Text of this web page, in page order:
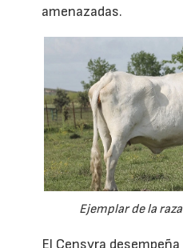
amenazadas.
Ejemplar de la
El Censyra